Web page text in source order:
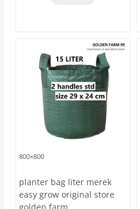
800×800
planter bag liter merek
easy grow original store
golden farm